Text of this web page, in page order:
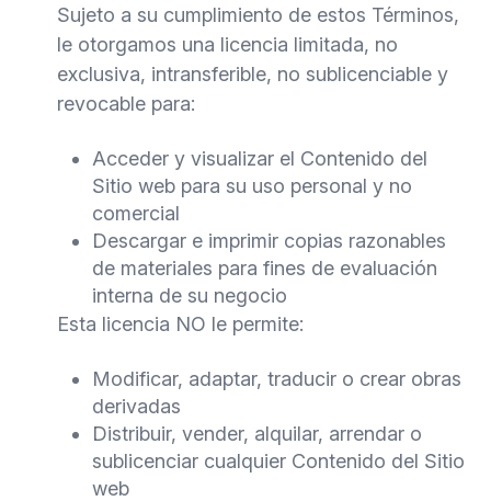
Sujeto a su cumplimiento de estos Términos,
le otorgamos una licencia limitada, no
exclusiva, intransferible, no sublicenciable y
revocable para:
Acceder y visualizar el Contenido del
Sitio web para su uso personal y no
comercial
Descargar e imprimir copias razonables
de materiales para fines de evaluación
interna de su negocio
Esta licencia NO le permite:
Modificar, adaptar, traducir o crear obras
derivadas
Distribuir, vender, alquilar, arrendar o
sublicenciar cualquier Contenido del Sitio
web